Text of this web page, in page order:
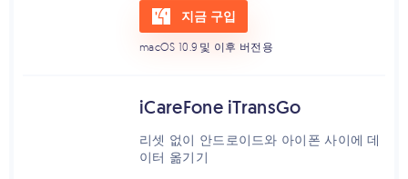
지금 구입
macOS 10.9 및 이후 버전용
iCareFone iTransGo
리셋 없이 안드로이드와 아이폰 사이에 데
이터 옮기기